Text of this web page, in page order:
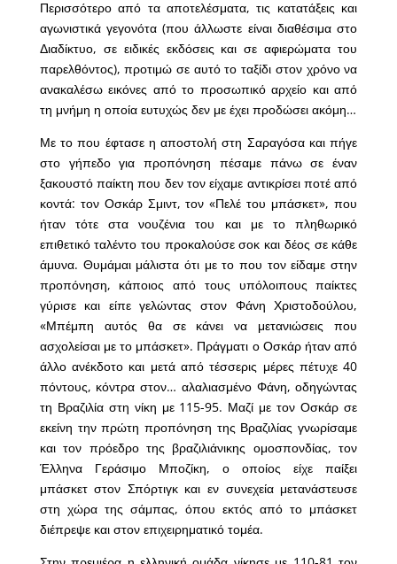
Περισσότερο από τα αποτελέσματα, τις κατατάξεις και
αγωνιστικά γεγονότα (που άλλωστε είναι διαθέσιμα στο
Διαδίκτυο, σε ειδικές εκδόσεις και σε αφιερώματα του
παρελθόντος), προτιμώ σε αυτό το ταξίδι στον χρόνο να
ανακαλέσω εικόνες από το προσωπικό αρχείο και από
τη μνήμη η οποία ευτυχώς δεν με έχει προδώσει ακόμη…
Με το που έφτασε η αποστολή στη Σαραγόσα και πήγε
στο γήπεδο για προπόνηση πέσαμε πάνω σε έναν
ξακουστό παίκτη που δεν τον είχαμε αντικρίσει ποτέ από
κοντά: τον Οσκάρ Σμιντ, τον «Πελέ του μπάσκετ», που
ήταν τότε στα νουζένια του και με το πληθωρικό
επιθετικό ταλέντο του προκαλούσε σοκ και δέος σε κάθε
άμυνα. Θυμάμαι μάλιστα ότι με το που τον είδαμε στην
προπόνηση, κάποιος από τους υπόλοιπους παίκτες
γύρισε και είπε γελώντας στον Φάνη Χριστοδούλου,
«Μπέμπη αυτός θα σε κάνει να μετανιώσεις που
ασχολείσαι με το μπάσκετ». Πράγματι ο Οσκάρ ήταν από
άλλο ανέκδοτο και μετά από τέσσερις μέρες πέτυχε 40
πόντους, κόντρα στον… αλαλιασμένο Φάνη, οδηγώντας
τη Βραζιλία στη νίκη με 115-95. Μαζί με τον Οσκάρ σε
εκείνη την πρώτη προπόνηση της Βραζιλίας γνωρίσαμε
και τον πρόεδρο της βραζιλιάνικης ομοσπονδίας, τον
Έλληνα Γεράσιμο Μποζίκη, ο οποίος είχε παίξει
μπάσκετ στον Σπόρτιγκ και εν συνεχεία μετανάστευσε
στη χώρα της σάμπας, όπου εκτός από το μπάσκετ
διέπρεψε και στον επιχειρηματικό τομέα.